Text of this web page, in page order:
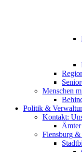
Menschen
Politik &
Kontakt:
Flensburg &